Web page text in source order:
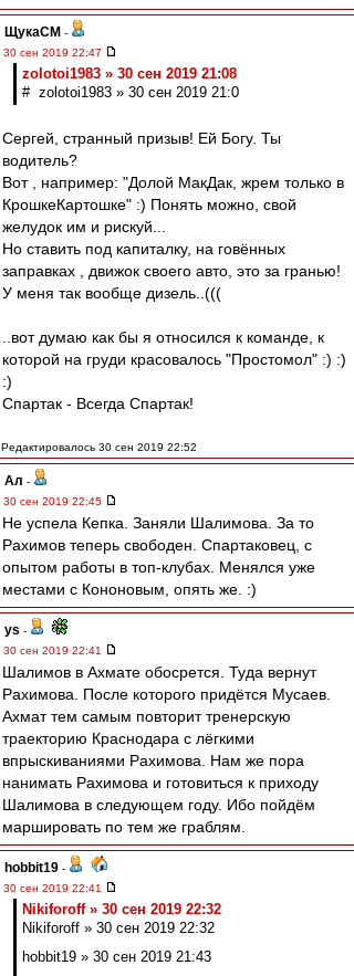
ЩукаСМ -
30 сен 2019 22:47
zolotoi1983 » 30 сен 2019 21:08
# zolotoi1983 » 30 сен 2019 21:0
Сергей, странный призыв! Ей Богу. Ты
водитель?
Вот , например: "Долой МакДак, жрем только в
КрошкеКартошке" :) Понять можно, свой
желудок им и рискуй...
Но ставить под капиталку, на говённых
заправках , движок своего авто, это за гранью!
У меня так вообще дизель..(((
..вот думаю как бы я относился к команде, к
которой на груди красовалось "Простомол" :) :)
:)
Спартак - Всегда Спартак!
Редактировалось 30 сен 2019 22:52
Ал -
30 сен 2019 22:45
Не успела Кепка. Заняли Шалимова. За то
Рахимов теперь свободен. Спартаковец, с
опытом работы в топ-клубах. Менялся уже
местами с Кононовым, опять же. :)
ys -
30 сен 2019 22:41
Шалимов в Ахмате обосрется. Туда вернут
Рахимова. После которого придётся Мусаев.
Ахмат тем самым повторит тренерскую
траекторию Краснодара с лёгкими
впрыскиваниями Рахимова. Нам же пора
нанимать Рахимова и готовиться к приходу
Шалимова в следующем году. Ибо пойдём
маршировать по тем же граблям.
hobbit19 -
30 сен 2019 22:41
Nikiforoff » 30 сен 2019 22:32
Nikiforoff » 30 сен 2019 22:32
hobbit19 » 30 сен 2019 21:43